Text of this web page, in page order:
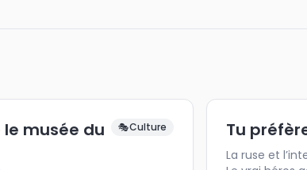
musée du
🎭Culture Tu
La ruse et